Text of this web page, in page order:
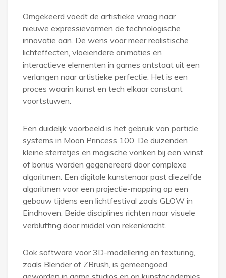
Omgekeerd voedt de artistieke vraag naar
nieuwe expressievormen de technologische
innovatie aan. De wens voor meer realistische
lichteffecten, vloeiendere animaties en
interactieve elementen in games ontstaat uit een
verlangen naar artistieke perfectie. Het is een
proces waarin kunst en tech elkaar constant
voortstuwen.
Een duidelijk voorbeeld is het gebruik van particle
systems in Moon Princess 100. De duizenden
kleine sterretjes en magische vonken bij een winst
of bonus worden gegenereerd door complexe
algoritmen. Een digitale kunstenaar past diezelfde
algoritmen voor een projectie-mapping op een
gebouw tijdens een lichtfestival zoals GLOW in
Eindhoven. Beide disciplines richten naar visuele
verbluffing door middel van rekenkracht.
Ook software voor 3D-modellering en texturing,
zoals Blender of ZBrush, is gemeengoed